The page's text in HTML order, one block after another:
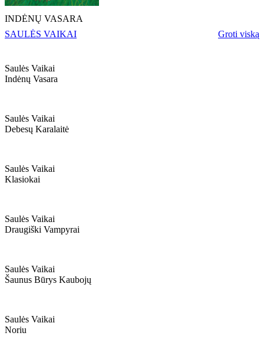
INDĖNŲ VASARA
SAULĖS VAIKAI
Groti viską
Saulės Vaikai
Indėnų Vasara
Saulės Vaikai
Debesų Karalaitė
Saulės Vaikai
Klasiokai
Saulės Vaikai
Draugiški Vampyrai
Saulės Vaikai
Šaunus Būrys Kaubojų
Saulės Vaikai
Noriu